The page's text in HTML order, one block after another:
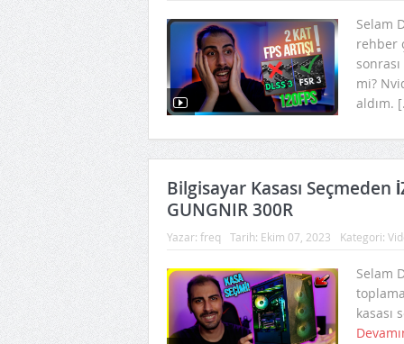
Selam
rehber
mi?
aldım.
Bilgisayar Kasası Seçmeden
GUNGNIR 300R
Yazar: freq Tarih: Ekim 07, 2023 Kategori:
Selam
kasası